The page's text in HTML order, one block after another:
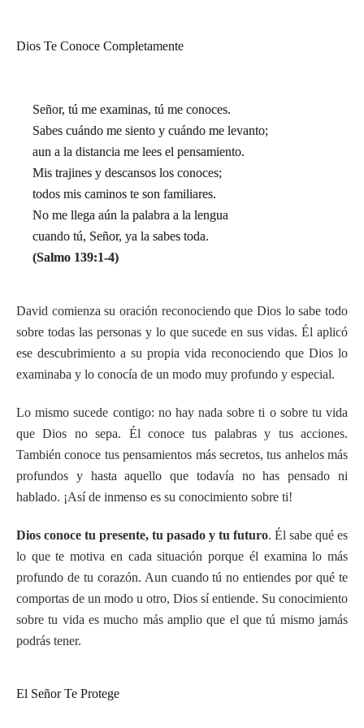
Dios Te Conoce Completamente
Señor, tú me examinas, tú me conoces.
Sabes cuándo me siento y cuándo me levanto;
aun a la distancia me lees el pensamiento.
Mis trajines y descansos los conoces;
todos mis caminos te son familiares.
No me llega aún la palabra a la lengua
cuando tú, Señor, ya la sabes toda.
(Salmo 139:1-4)
David comienza su oración reconociendo que Dios lo sabe todo
sobre todas las personas y lo que sucede en sus vidas. Él aplicó
ese descubrimiento a su propia vida reconociendo que Dios lo
examinaba y lo conocía de un modo muy profundo y especial.
Lo mismo sucede contigo: no hay nada sobre ti o sobre tu vida
que Dios no sepa. Él conoce tus palabras y tus acciones.
También conoce tus pensamientos más secretos, tus anhelos más
profundos y hasta aquello que todavía no has pensado ni
hablado. ¡Así de inmenso es su conocimiento sobre ti!
Dios conoce tu presente, tu pasado y tu futuro. Él sabe qué es
lo que te motiva en cada situación porque él examina lo más
profundo de tu corazón. Aun cuando tú no entiendes por qué te
comportas de un modo u otro, Dios sí entiende. Su conocimiento
sobre tu vida es mucho más amplio que el que tú mismo jamás
podrás tener.
El Señor Te Protege